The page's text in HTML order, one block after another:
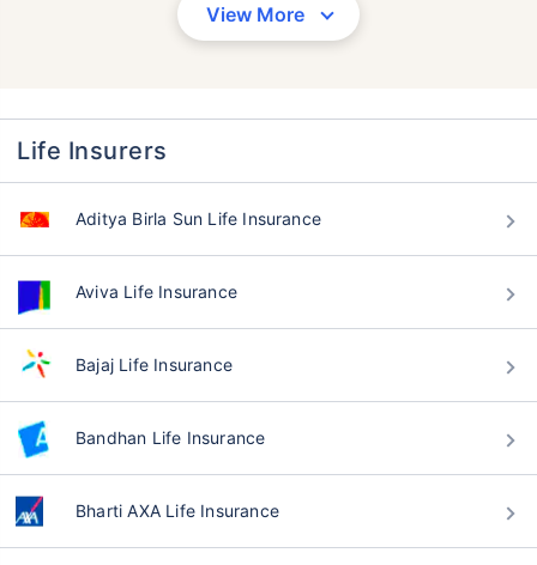
View More
Life Insurers
Aditya Birla Sun Life Insurance
Aviva Life Insurance
Bajaj Life Insurance
Bandhan Life Insurance
Bharti AXA Life Insurance
প্রিমিয়ামকে প্রভাবিত করে
২৪ বছর
₹ ৪৩৪/মাস*
৩৪ বছর
₹ ৬৩০/মাস*
৪৪ বছর